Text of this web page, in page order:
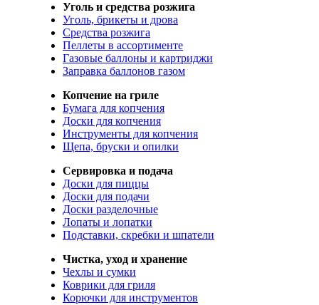
Уголь и средства розжига
Уголь, брикеты и дрова
Средства розжига
Пеллеты в ассортименте
Газовые баллоны и картриджи
Заправка баллонов газом
Копчение на гриле
Бумага для копчения
Доски для копчения
Инструменты для копчения
Щепа, бруски и опилки
Сервировка и подача
Доски для пиццы
Доски для подачи
Доски разделочные
Лопаты и лопатки
Подставки, скребки и шпатели
Чистка, уход и хранение
Чехлы и сумки
Коврики для гриля
Корючки для инструментов